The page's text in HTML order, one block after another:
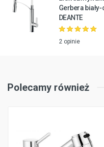
Gerbera
DEANTE
2 opinie
Polecamy również